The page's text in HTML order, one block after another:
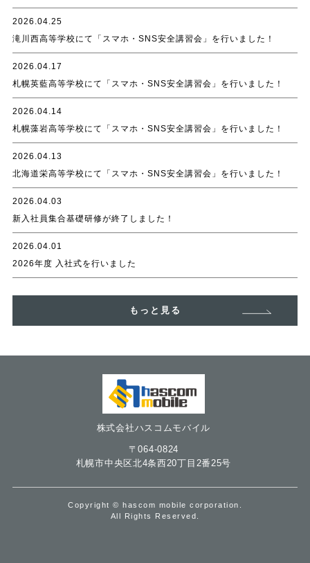
2026.04.25
滝川西高等学校にて「スマホ・SNS安全講習会」を行いました！
2026.04.17
札幌英藍高等学校にて「スマホ・SNS安全講習会」を行いました！
2026.04.14
札幌藻岩高等学校にて「スマホ・SNS安全講習会」を行いました！
2026.04.13
北海道栄高等学校にて「スマホ・SNS安全講習会」を行いました！
2026.04.03
新入社員集合基礎研修が終了しました！
2026.04.01
2026年度 入社式を行いました
もっと見る
株式会社ハスコムモバイル
〒064-0824
札幌市中央区北4条西20丁目2番25号
Copyright © hascom mobile corporation.
All Rights Reserved.